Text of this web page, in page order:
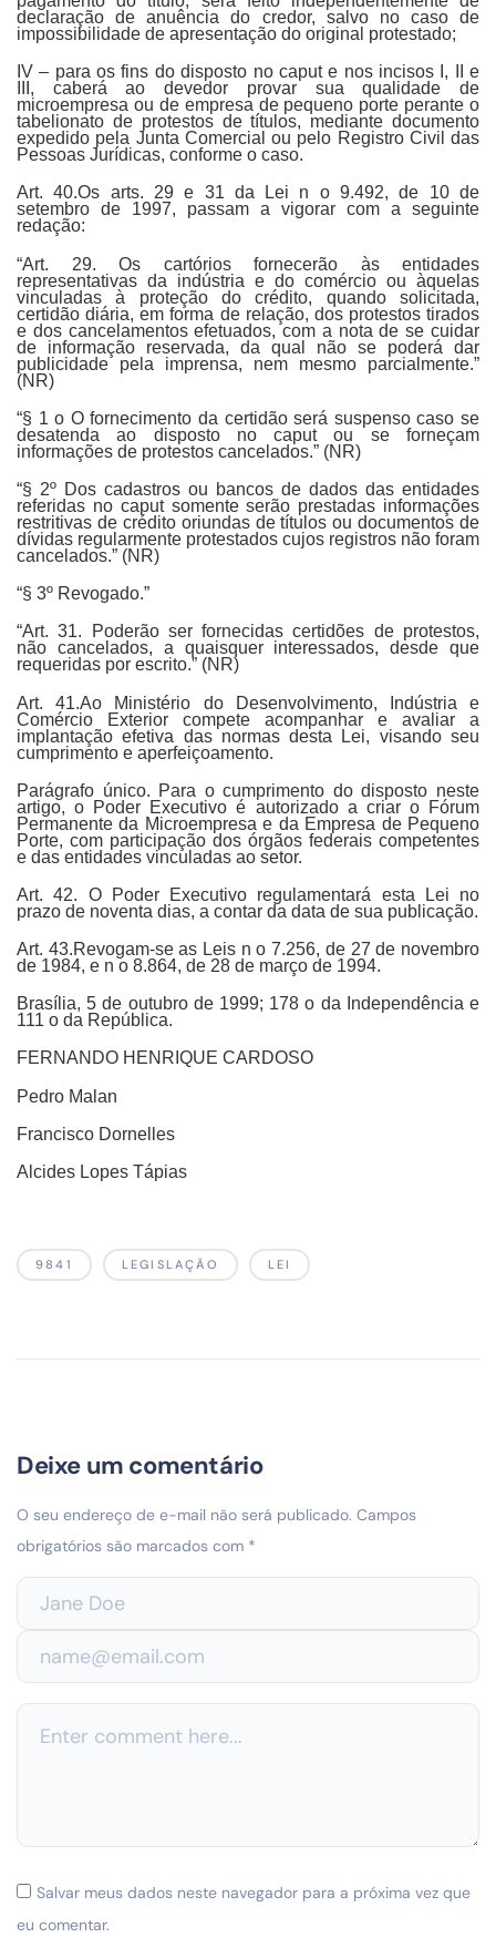
declaração de anuência do credor, salvo no caso de
impossibilidade de apresentação do original protestado;
IV – para os fins do disposto no caput e nos incisos I, II e
III, caberá ao devedor provar sua qualidade de
microempresa ou de empresa de pequeno porte perante o
tabelionato de protestos de títulos, mediante documento
expedido pela Junta Comercial ou pelo Registro Civil das
Pessoas Jurídicas, conforme o caso.
Art. 40.Os arts. 29 e 31 da Lei n o 9.492, de 10 de
setembro de 1997, passam a vigorar com a seguinte
redação:
“Art. 29. Os cartórios fornecerão às entidades
representativas da indústria e do comércio ou àquelas
vinculadas à proteção do crédito, quando solicitada,
certidão diária, em forma de relação, dos protestos tirados
e dos cancelamentos efetuados, com a nota de se cuidar
de informação reservada, da qual não se poderá dar
publicidade pela imprensa, nem mesmo parcialmente.”
(NR)
“§ 1 o O fornecimento da certidão será suspenso caso se
desatenda ao disposto no caput ou se forneçam
informações de protestos cancelados.” (NR)
“§ 2º Dos cadastros ou bancos de dados das entidades
referidas no caput somente serão prestadas informações
restritivas de crédito oriundas de títulos ou documentos de
dívidas regularmente protestados cujos registros não foram
cancelados.” (NR)
“§ 3º Revogado.”
“Art. 31. Poderão ser fornecidas certidões de protestos,
não cancelados, a quaisquer interessados, desde que
requeridas por escrito.” (NR)
Art. 41.Ao Ministério do Desenvolvimento, Indústria e
Comércio Exterior compete acompanhar e avaliar a
implantação efetiva das normas desta Lei, visando seu
cumprimento e aperfeiçoamento.
Parágrafo único. Para o cumprimento do disposto neste
artigo, o Poder Executivo é autorizado a criar o Fórum
Permanente da Microempresa e da Empresa de Pequeno
Porte, com participação dos órgãos federais competentes
e das entidades vinculadas ao setor.
Art. 42. O Poder Executivo regulamentará esta Lei no
prazo de noventa dias, a contar da data de sua publicação.
Art. 43.Revogam-se as Leis n o 7.256, de 27 de novembro
de 1984, e n o 8.864, de 28 de março de 1994.
Brasília, 5 de outubro de 1999; 178 o da Independência e
111 o da República.
FERNANDO HENRIQUE CARDOSO
Pedro Malan
Francisco Dornelles
Alcides Lopes Tápias
9841 LEGISLAÇÃO LEI
Deixe um comentário
O seu endereço de e-mail não será publicado. Campos
obrigatórios são marcados com *
Salvar meus dados neste navegador para a próxima vez que
eu comentar.